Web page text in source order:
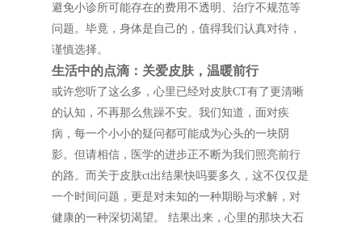
避免小诊所可能存在的费用不透明、治疗不规范等
问题。毕竟，身体是自己的，值得我们认真对待，
谨慎选择。
生活中的点滴：关爱皮肤，温暖前行
或许您听了这么多，心里已经对皮肤CT有了更清晰
的认知，不再那么焦躁不安。我们知道，面对疾
病，每一个小小的疑问都可能成为心头的一块阴
影。但请相信，医学的进步正不断为我们照亮前行
的路。而关于皮肤ct出结果快吗要多久，这不仅仅是
一个时间问题，更是对未知的一种期盼与求解，对
健康的一种深切渴望。 结果出来，心里的那块大石